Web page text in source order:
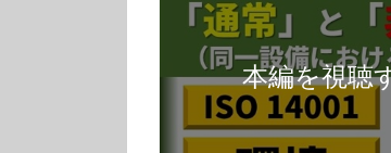
本編を視聴